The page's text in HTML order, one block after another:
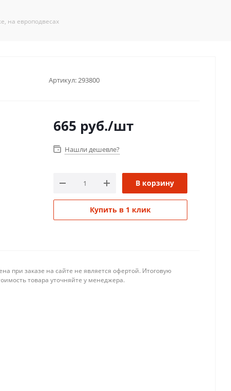
на европодвесах
Артикул:293800
665 руб./шт
Нашли дешевле?
В корзину
Купить в 1 клик
при заказе на сайте не является офертой. Итоговую
товара уточняйте у менеджера.